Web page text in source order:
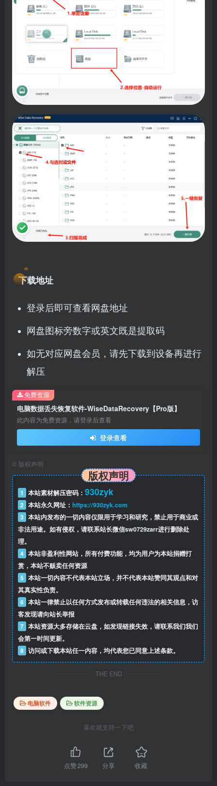
下载地址
登录后即可查看网盘地址
网盘图标旁数字或英文既是提取码
如无对应网盘会员，请先下载到设备再进行
解压
电脑数据丢失恢复软件-WiseDataRecovery【Pro版】
此内容为免费资源，请登录后查看
登录查看
免费资源
© 版权声明
版权声明
1 本站素材解压密码： 930zyk
2 本站永久网址： https://930zyk.com
3 本站内发布的一切内容仅限用于学习和研究，禁止用于商业或
非法用途。如有侵权，请联系站长微信sw0729zarr进行删除处
理。
4 本站非盈利性网站，所有付费功能，均为用户为本站捐赠打
赏，本站不贩卖任何资源
5 本站一切内容不代表本站立场，并不代表本站赞同其观点和对
其真实性负责。
6 本站一律禁止以任何方式发布或转载任何违法的相关信息，访
客发现请向站长举报
7 本站资源大多存储在云盘，如发现链接失效，请联系我们我们
会第一时间更新。
8 访问或下载本站任一内容，均代表您已同意上述条款。
THE END
电脑软件 软件资源
喜欢就支持一下吧
点赞299 分享 收藏